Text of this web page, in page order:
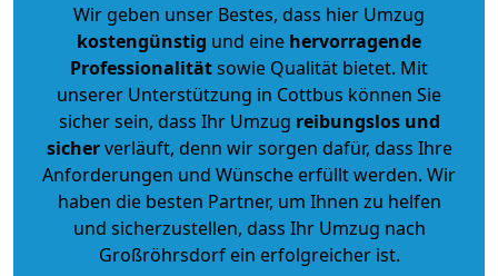
Wir geben unser Bestes, dass hier Umzug
kostengünstig und eine hervorragende
Professionalitätsowie Qualität bietet. Mit
unserer Unterstützung in Cottbus können Sie
sicher sein, dass Ihr Umzug reibungslos und
sicherverläuft, denn wir sorgen dafür, dass Ihre
Anforderungen und Wünsche erfüllt werden. Wir
haben die besten Partner, um Ihnen zu helfen
und sicherzustellen, dass Ihr Umzug nach
Großröhrsdorf ein erfolgreicher ist.